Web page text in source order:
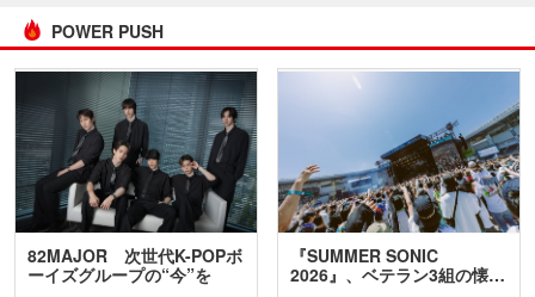
POWER PUSH
82MAJOR 次世代K-POPボ
ーイズグループの“今”を
『SUMMER SONIC
2026』、ベテラン3組の懐…